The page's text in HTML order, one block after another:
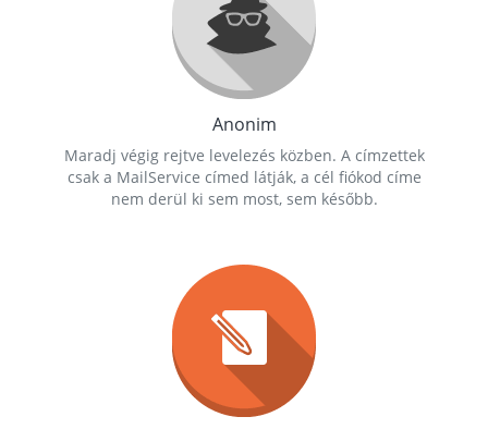
Anonim
Maradj végig rejtve levelezés közben. A címzettek
csak a MailService címed látják, a cél fiókod címe
nem derül ki sem most, sem később.